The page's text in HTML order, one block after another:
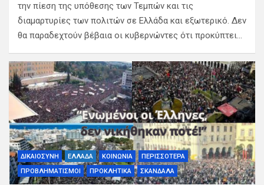
την πίεση της υπόθεσης των Τεμπών και τις
διαμαρτυρίες των πολιτών σε Ελλάδα και εξωτερικό. Δεν
θα παραδεχτούν βέβαια οι κυβερνώντες ότι προκύπτει…
ΔΙΚΑΙΟΣΥΝΗ ΕΛΛΑΔΑ ΚΟΙΝΩΝΙΑ
ΠΕΡΙΣΣΟΤΕΡΑ
ΠΡΟΒΛΗΜΑΤΙΣΜΟΙ
ΠΡΟΚΛΗΤΙΚΑ ΣΚΑΝΔΑΛΑ